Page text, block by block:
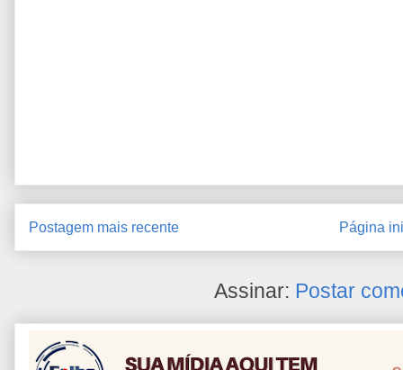
Postagem mais recente Página
Assinar: Postar